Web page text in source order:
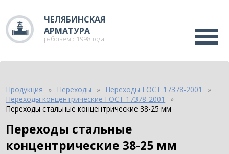
ЧЕЛЯБИНСКАЯ
АРМАТУРА
работаем с 1998 года
Продукция Переходы
Переходы ГОСТ 17378-2001
Переходы концентрические ГОСТ 17378-2001
Переходы стальные концентрические 38-25 мм
Переходы стальные
концентрические 38-25 мм